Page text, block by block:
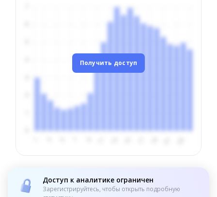
Получить доступ
Доступ к аналитике ограничен
Зарегистрируйтесь, чтобы открыть подробную